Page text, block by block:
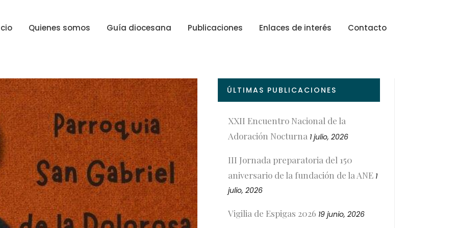
Quienes somos Guía diocesana Publicaciones Enlaces de interés Contacto
ÚLTIMAS PUBLICACIONES
XXII Encuentro Nacional de la
Adoración Nocturna 1 julio, 2026
III Jornada preparatoria del 150
aniversario de la fundación de la ANE 1
julio, 2026
Vigilia de Espigas 2026 19 junio, 2026